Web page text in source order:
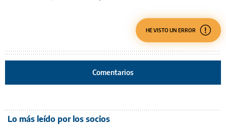
HE VISTO UN ERROR
Comentarios
Lo más leído por los socios